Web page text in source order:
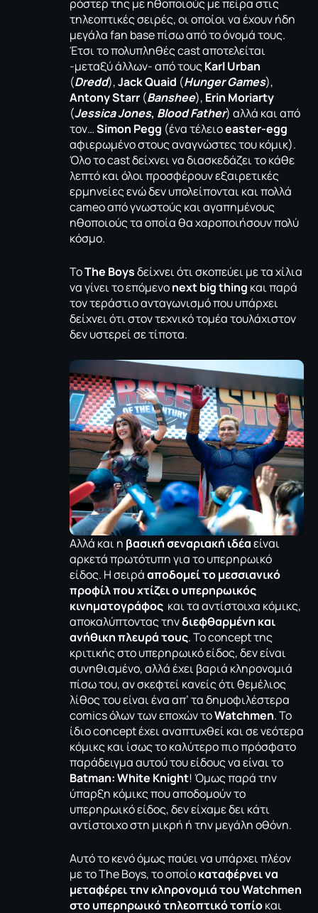
ρόστερ της με ηθοποιούς με πείρα στις
τηλεοπτικές σειρές, οι οποίοι να έχουν ήδη
μεγάλα fan base πίσω από το όνομά τους.
Έτσι το πολυπληθές cast αποτελείται
-μεταξύ άλλων- από τουςKarl Urban
(Dredd),Jack Quaid (Hunger Games),
Antony Starr (Banshee), Erin Moriarty
(Jessica Jones, Blood Father) αλλά και από
τον…Simon Pegg (ένα τέλειοeaster-egg
αφιερωμένο στους αναγνώστες του κόμικ).
Όλο το cast δείχνει να διασκεδάζει το κάθε
λεπτό και όλοι προσφέρουν εξαιρετικές
ερμηνείες ενώ δεν υπολείπονται και πολλά
cameo από γνωστούς και αγαπημένους
ηθοποιούς τα οποία θα χαροποιήσουν πολύ
κόσμο.
ΤοThe Boysδείχνει ότι σκοπεύει με τα χίλια
να γίνει το επόμενοnext big thing και παρά
τον τεράστιο ανταγωνισμό που υπάρχει
δείχνει ότι στον τεχνικό τομέα τουλάχιστον
δεν υστερεί σε τίποτα.
Αλλά και η βασική σεναριακή ιδέαείναι
αρκετά πρωτότυπη για το υπερηρωικό
είδος. Η σειράαποδομεί το μεσσιανικό
προφίλ που χτίζει ο υπερηρωικός
κινηματογράφος και τα αντίστοιχα κόμικς,
αποκαλύπτοντας τηνδιεφθαρμένη και
ανήθικη πλευρά τους. Το concept της
κριτικής στο υπερηρωικό είδος, δεν είναι
συνηθισμένο, αλλά έχει βαριά κληρονομιά
πίσω του, αν σκεφτεί κανείς ότι θεμέλιος
λίθος του είναι ένα απ’ τα δημοφιλέστερα
comics όλων των εποχών τοWatchmen. Το
ίδιο concept έχει αναπτυχθεί και σε νεότερα
κόμικς και ίσως το καλύτερο πιο πρόσφατο
παράδειγμα αυτού του είδους να είναι το
Batman: White Knight! Όμως παρά την
ύπαρξη κόμικς που αποδομούν το
υπερηρωικό είδος, δεν είχαμε δει κάτι
αντίστοιχο στη μικρή ή την μεγάλη οθόνη.
Αυτό το κενό όμως παύει να υπάρχει πλέον
με το The Boys, το οποίοκαταφέρνει να
μεταφέρει την κληρονομιά του Watchmen
στο υπερηρωικό τηλεοπτικό τοπίοκαι